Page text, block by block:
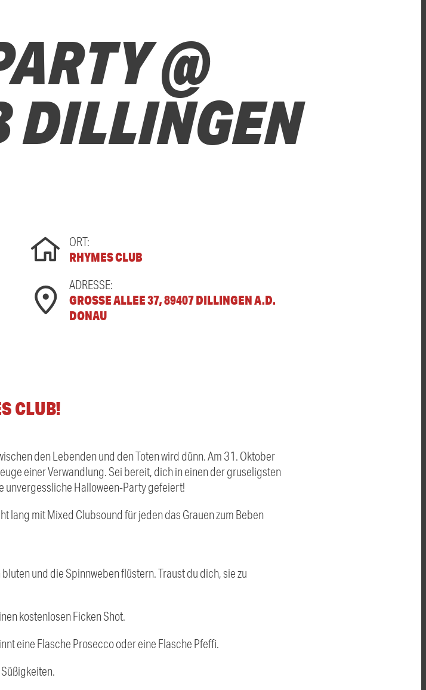
@
DILLINGEN
ORT:
RHYMES CLUB
ADRESSE:
GROSSE ALLEE 37, 89407 DILLINGEN A.D. D
ONAU
CLUB!
den Lebenden und den Toten wird dünn. Am 31. Oktober
einer Verwandlung. Sei bereit, dich in einen der gruseligsten
unvergessliche Halloween-Party gefeiert!
lang mit Mixed Clubsound für jeden das Grauen zum Beben
und die Spinnweben flüstern. Traust du dich, sie zu
kostenlosen Ficken Shot.
eine Flasche Prosecco oder eine Flasche Pfeffi.